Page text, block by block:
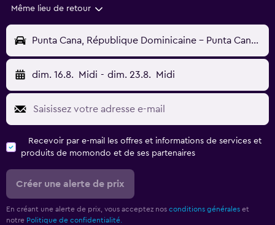
Même lieu de retour
Punta Cana, République Dominicaine - Punta Cana (PUJ)
dim. 16.8. Midi - dim. 23.8. Midi
Recevoir par e-mail les offres et informations de services et
produits de momondo et de ses partenaires
Créer une alerte de prix
En créant une alerte de prix, vous acceptez nos conditions générales et
notre Politique de confidentialité.